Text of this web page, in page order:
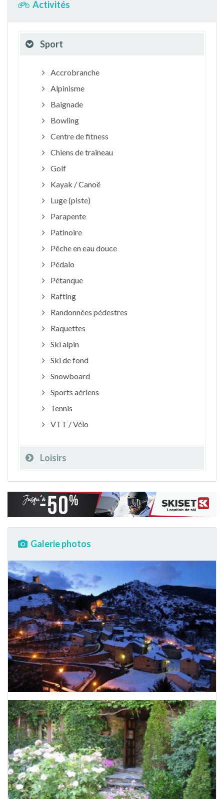
Activités
Sport
Accrobranche
Alpinisme
Baignade
Bowling
Centre de fitness
Chiens de traîneau
Golf
Kayak / Canoë
Luge (piste)
Parapente
Patinoire
Pêche en eau douce
Pédalo
Pétanque
Rafting
Randonnées pédestres
Raquettes
Ski alpin
Ski de fond
Snowboard
Sports aériens
Tennis
VTT / Vélo
Loisirs
Galerie photos